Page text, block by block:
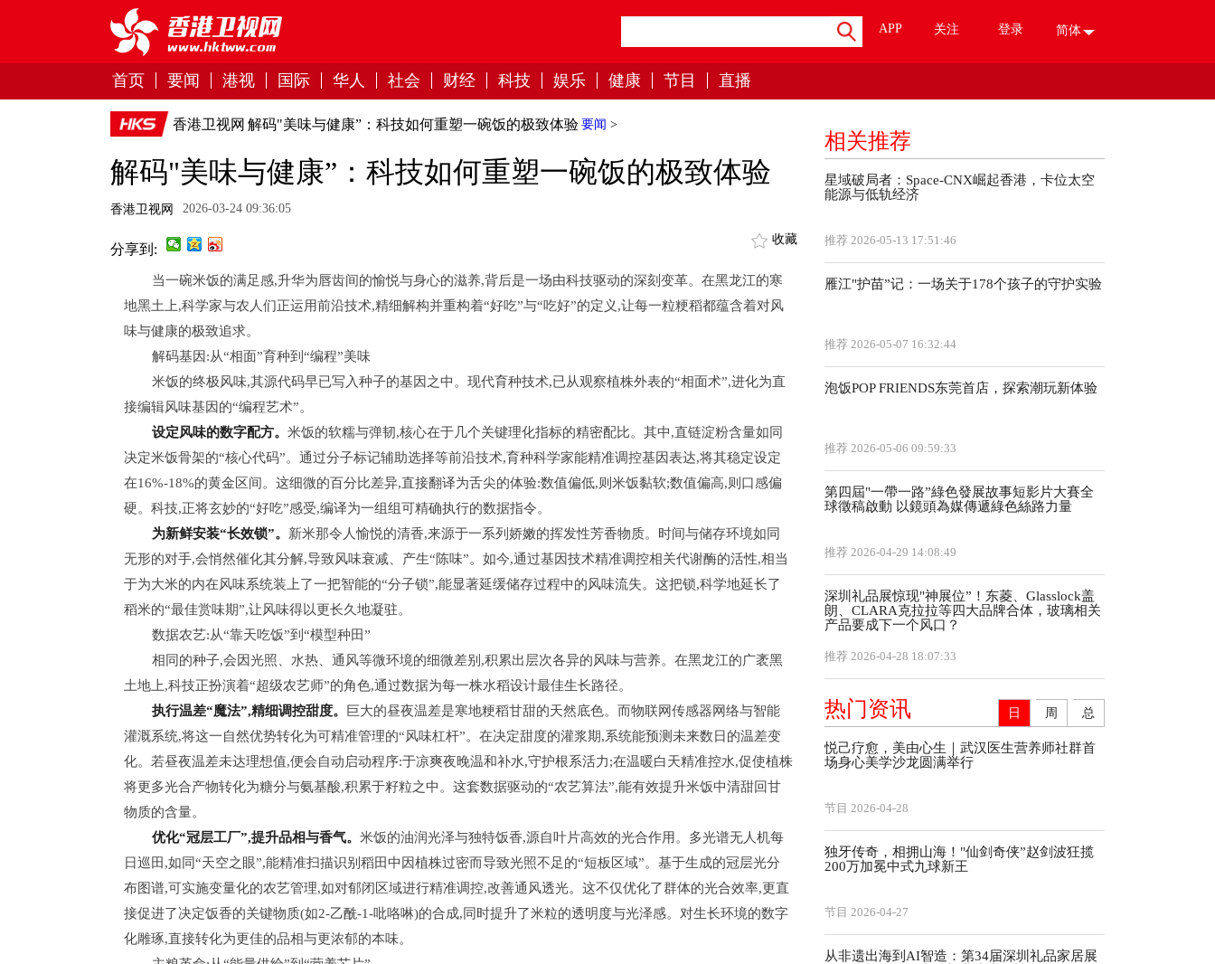
APP 关注 登录 简体
首页 要闻 港视 国际 华人 社会 财经 科技 娱乐 健康 节目 直播
香港卫视网 要闻 >
解码"美味与健康”：科技如何重塑一碗饭的极致体验
解码"美味与健康”：科技如何重塑一碗饭的极致体验
香港卫视网 2026-03-24 09:36:05
分享到:
收藏
当一碗米饭的满足感,升华为唇齿间的愉悦与身心的滋养,背后是一场由科技驱动的深刻变革。在黑龙江的寒
地黑土上,科学家与农人们正运用前沿技术,精细解构并重构着“好吃”与“吃好”的定义,让每一粒粳稻都蕴含着对风
味与健康的极致追求。
解码基因:从“相面”育种到“编程”美味
米饭的终极风味,其源代码早已写入种子的基因之中。现代育种技术,已从观察植株外表的“相面术”,进化为直
接编辑风味基因的“编程艺术”。
设定风味的数字配方。 米饭的软糯与弹韧,核心在于几个关键理化指标的精密配比。其中,直链淀粉含量如同
决定米饭骨架的“核心代码”。通过分子标记辅助选择等前沿技术,育种科学家能精准调控基因表达,将其稳定设定
在16%-18%的黄金区间。这细微的百分比差异,直接翻译为舌尖的体验:数值偏低,则米饭黏软;数值偏高,则口感偏
硬。科技,正将玄妙的“好吃”感受,编译为一组组可精确执行的数据指令。
为新鲜安装“长效锁”。 新米那令人愉悦的清香,来源于一系列娇嫩的挥发性芳香物质。时间与储存环境如同
无形的对手,会悄然催化其分解,导致风味衰减、产生“陈味”。如今,通过基因技术精准调控相关代谢酶的活性,相当
于为大米的内在风味系统装上了一把智能的“分子锁”,能显著延缓储存过程中的风味流失。这把锁,科学地延长了
稻米的“最佳赏味期”,让风味得以更长久地凝驻。
数据农艺:从“靠天吃饭”到“模型种田”
相同的种子,会因光照、水热、通风等微环境的细微差别,积累出层次各异的风味与营养。在黑龙江的广袤黑
土地上,科技正扮演着“超级农艺师”的角色,通过数据为每一株水稻设计最佳生长路径。
执行温差“魔法”,精细调控甜度。 巨大的昼夜温差是寒地粳稻甘甜的天然底色。而物联网传感器网络与智能
灌溉系统,将这一自然优势转化为可精准管理的“风味杠杆”。在决定甜度的灌浆期,系统能预测未来数日的温差变
化。若昼夜温差未达理想值,便会自动启动程序:于凉爽夜晚温和补水,守护根系活力;在温暖白天精准控水,促使植株
将更多光合产物转化为糖分与氨基酸,积累于籽粒之中。这套数据驱动的“农艺算法”,能有效提升米饭中清甜回甘
物质的含量。
优化“冠层工厂”,提升品相与香气。 米饭的油润光泽与独特饭香,源自叶片高效的光合作用。多光谱无人机每
日巡田,如同“天空之眼”,能精准扫描识别稻田中因植株过密而导致光照不足的“短板区域”。基于生成的冠层光分
布图谱,可实施变量化的农艺管理,如对郁闭区域进行精准调控,改善通风透光。这不仅优化了群体的光合效率,更直
接促进了决定饭香的关键物质(如2-乙酰-1-吡咯啉)的合成,同时提升了米粒的透明度与光泽感。对生长环境的数字
化雕琢,直接转化为更佳的品相与更浓郁的本味。
相关推荐
星域破局者：Space-CNX崛起香港，卡位太空
能源与低轨经济
推荐 2026-05-13 17:51:46
雁江"护苗”记：一场关于178个孩子的守护实验
推荐 2026-05-07 16:32:44
泡饭POP FRIENDS东莞首店，探索潮玩新体验
推荐 2026-05-06 09:59:33
第四屆"一帶一路”綠色發展故事短影片大賽全
球徵稿啟動 以鏡頭為媒傳遞綠色絲路力量
推荐 2026-04-29 14:08:49
深圳礼品展惊现"神展位”！东菱、Glasslock盖
朗、CLARA克拉拉等四大品牌合体，玻璃相关
产品要成下一个风口？
推荐 2026-04-28 18:07:33
热门资讯 日 周 总
悦己疗愈，美由心生｜武汉医生营养师社群首
场身心美学沙龙圆满举行
节目 2026-04-28
独牙传奇，相拥山海！"仙剑奇侠”赵剑波狂揽
200万加冕中式九球新王
节目 2026-04-27
从非遗出海到AI智造：第34届深圳礼品家居展